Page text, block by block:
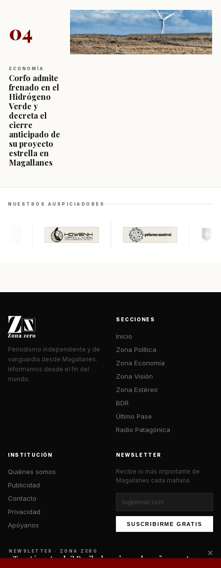
04
ECONOMÍA
Corfo admite
frenado en el
Hidrógeno
Verde y
decreta el
cierre
anticipado de
su proyecto
estrella en
Magallanes
NUESTROS AUSPICIADORES
Periodismo independiente y de
vanguardia desde Magallanes.
Informamos desde el fin del
mundo.
SECCIONES
Inicio
Zona Política
Zona Economía
Zona Visión
Zona Estéreo
BDR
Último Pase
Radio Patagónica
INSTITUCIÓN
Quiénes somos
Publicidad
Contacto
Privacidad
Apóyanos
NEWSLETTER
Recibe lo más importante de
Magallanes cada mañana.
SUSCRIBIRME GRATIS
NEWSLETTER · ZONA ZERO
¿Te está gustando? Recibe lo mejor cada mañana en tu
×